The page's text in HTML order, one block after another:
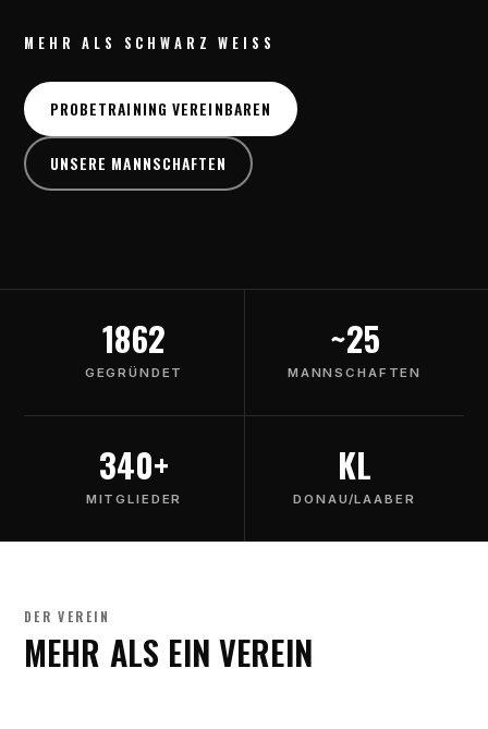
MEHR ALS SCHWARZ WEISS
PROBETRAINING VEREINBAREN
UNSERE MANNSCHAFTEN
1862
GEGRÜNDET
~25
MANNSCHAFTEN
340+
MITGLIEDER
KL
DONAU/LAABER
DER VEREIN
MEHR ALS EIN VEREIN